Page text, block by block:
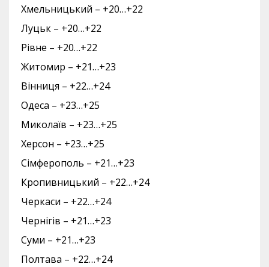
Хмельницький – +20…+22
Луцьк – +20…+22
Рівне – +20…+22
Житомир – +21…+23
Вінниця – +22…+24
Одеса – +23…+25
Миколаїв – +23…+25
Херсон – +23…+25
Сімферополь – +21…+23
Кропивницький – +22…+24
Черкаси – +22…+24
Чернігів – +21…+23
Суми – +21…+23
Полтава – +22…+24